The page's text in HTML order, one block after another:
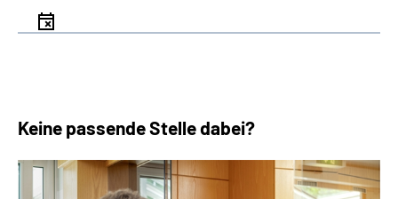
Keine passende Stelle dabei?